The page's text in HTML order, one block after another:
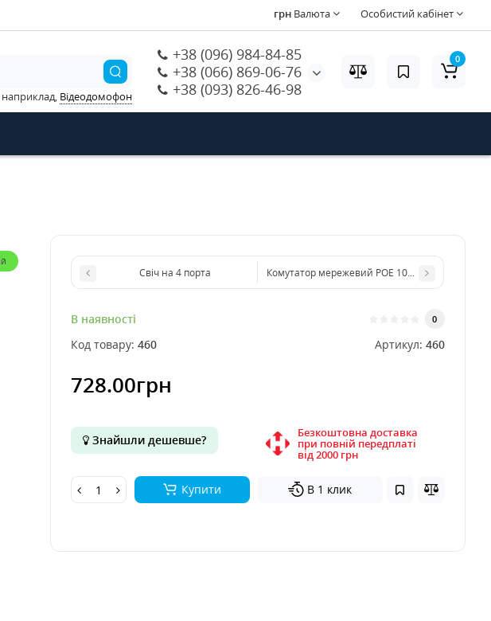
Особистий кабінет
грн Валюта
+38 (096) 984-84-85
+38 (066) 869-06-76
+38 (093) 826-46-98
Відеодомофон
0
Свіч на 4 порта Комутатор мережевий POE 10-ти портовий
В наявності 0
Код товару: 460 Артикул: 460
728.00грн
Знайшли дешевше? Безкоштовна доставка
при повній передплаті
вiд 2000 грн
Купити В 1 клик